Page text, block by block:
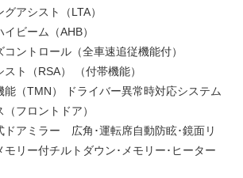
アシスト（LTA）
ビーム（AHB）
ントロール（全車速追従機能付）
ト（RSA） （付帯機能）
（TMN） ドライバー異常時対応システム
フロントドア）
アミラー 広角･運転席自動防眩･鏡面リ
モリー付チルトダウン･メモリー･ヒーター